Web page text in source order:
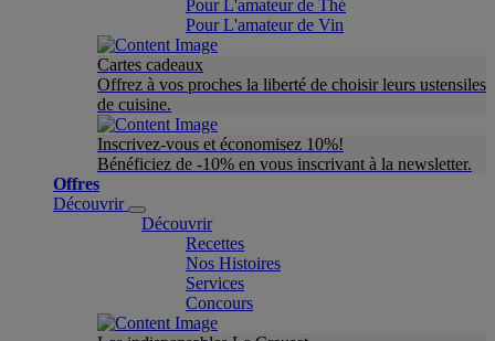
Pour L'amateur de Thé
Pour L'amateur de Vin
Cartes cadeaux
Offrez à vos proches la liberté de choisir leurs ustensiles
de cuisine.
Inscrivez-vous et économisez 10%!
Bénéficiez de -10% en vous inscrivant à la newsletter.
Offres
Découvrir
Découvrir
Recettes
Nos Histoires
Services
Concours